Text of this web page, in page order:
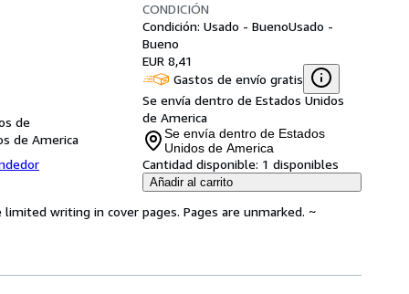
de
de America
CONDICIÓN
Condición: Usado - BuenoUsado -
Bueno
EUR 8,41
Gastos de envío gratis
Se envía dentro de Estados Unidos
de America
Se envía dentro de Estados
Unidos de America
Cantidad disponible: 1 disponibles
Añadir al carrito
limited writing in cover pages. Pages are unmarked. ~